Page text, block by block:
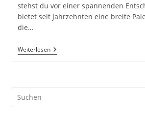
stehst du vor einer spannenden
bietet seit Jahrzehnten eine breite
die…
WeiterlesenWelche
Nikon
Anwendung